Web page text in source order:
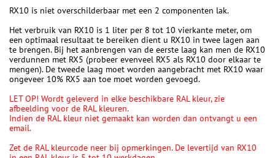
RX10 is niet overschilderbaar met een 2 componenten lak.
Het verbruik van RX10 is 1 liter per 8 tot 10 vierkante meter, om
een optimaal resultaat te bereiken dient u RX10 in twee lagen aan
te brengen. Bij het aanbrengen van de eerste laag kan men de RX10
verdunnen met RX5 (probeer evenveel RX5 als RX10 door elkaar te
mengen). De tweede laag moet worden aangebracht met RX10 waar
ongeveer 10% RX5 aan toe moet worden gevoegd.
LET OP! Wordt geleverd in elke beschikbare RAL kleur, zie
afbeelding voor de RAL kleuren.
Indien de RAL kleur niet gemaakt kan worden dan ontvangt u een
email.
Zet de RAL kleurcode neer bij opmerkingen. De levertijd van RX10